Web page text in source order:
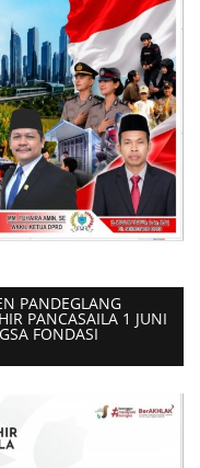
PANDEGLANG
PANCASAILA 1 JUNI
FONDASI